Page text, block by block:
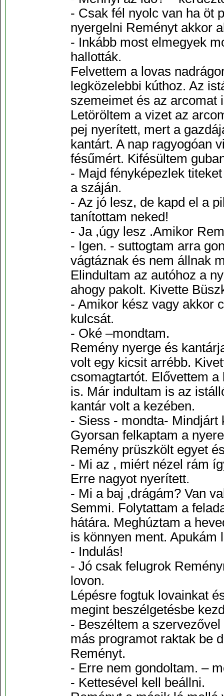
- Csak fél nyolc van ha öt
nyergelni Reményt akkor
- Inkább most elmegyek
hallották.
Felvettem a lovas
legközelebbi kúthoz. Az
szemeimet és az arcomat
Letöröltem a vizet az
pej nyerített, mert a
kantárt. A nap ragyogóan
fésűmért. Kifésültem
- Majd fényképezlek
a száján.
- Az jó lesz, de kapd el a
tanítottam neked!
- Ja ,úgy lesz .Amikor
- Igen. - suttogtam arra
vágtáznak és nem állnak
Elindultam az autóhoz a
ahogy pakolt. Kivette
- Amikor kész vagy akkor
kulcsát.
- Oké –mondtam.
Remény nyerge és
volt egy kicsit arrébb.
csomagtartót. Elővettem
is. Már indultam is az
kantár volt a kezében.
- Siess - mondta- Mindjárt
Gyorsan felkaptam a
Remény prüszkölt egyet
- Mi az , miért nézel rám
Erre nagyot nyerített.
- Mi a baj ,drágám? Van
Semmi. Folytattam a
hátára. Meghúztam a
is könnyen ment. Apukám
- Indulás!
- Jó csak felugrok
lovon.
Lépésre fogtuk lovainkat
megint beszélgetésbe
- Beszéltem a
más programot raktak be
Reményt.
- Erre nem gondoltam. –
- Kettesével kell beállni.